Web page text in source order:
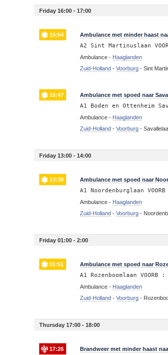
Friday 16:00 - 17:00
16:54 Ambulance met minder haast
A2 Sint Martinuslaan
Ambulance - Haaglanden
Zuid-Holland -Voorburg -Sint
16:47 Ambulance met spoed naar
A1 Boden en Ottenheim
Ambulance - Haaglanden
Zuid-Holland -Voorburg -
Friday 13:00 - 14:00
13:38 Ambulance met spoed naar
A1 Noordenburglaan
Ambulance - Haaglanden
Zuid-Holland -Voorburg -
Friday 01:00 - 2:00
01:51 Ambulance met spoed naar
A1 Rozenboomlaan VOORB :
Ambulance - Haaglanden
Zuid-Holland -Voorburg -
Thursday 17:00 - 18:00
17:26 Brandweer met minder haast